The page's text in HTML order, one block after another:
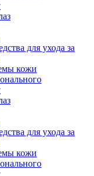
для ухода за
кожи
для ухода за
кожи